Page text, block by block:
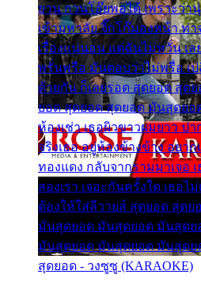
ยวน กวนโอ๊ยพอได้ เพราะว่า
เข้ามหาลัย จิ๊กโก๊มองหน้า ท่
เรื่องแน่นอน แต่ฉันไม่หวั่น เ
พรั่นพรือ มันตอบว่าไม่พรื่อ เป
ด้วยกัน ก็เลยรอด สุดยอด สุด
ยอด สุดยอด สุดยอด มันสุดย
ห้องเช่า เธอผิวขาวผมยาว ป
จริงเธอ อยู่ห้องข้างข้าง อยา
ทองแดง กลับจากรามมาเจอ
สองเรา เจอะกันครั้งใด เธอไ
ต้องให้ใส่ลีวายส์ สุดยอด สุด
มันสุดยอด มันสุดยอด มันสุด
มันสุดยอด มันสุดยอด มันสุด
สุดยอด - วงซูซู (KARAOKE)